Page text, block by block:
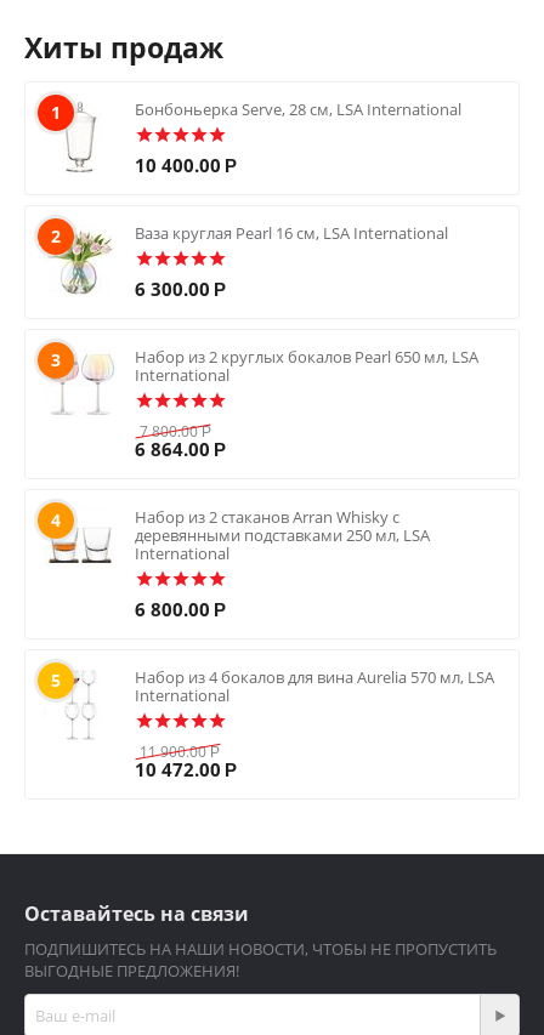
Хиты продаж
1 Бонбоньерка Serve, 28 см, LSA International
10 400.00 Р
2 Ваза круглая Pearl 16 см, LSA International
6 300.00 Р
3
Набор из 2 круглых бокалов Pearl 650 мл, LSA
International
7 800.00 Р
6 864.00 Р
4
Набор из 2 стаканов Arran Whisky с
деревянными подставками 250 мл, LSA
International
6 800.00 Р
5
Набор из 4 бокалов для вина Aurelia 570 мл, LSA
International
11 900.00 Р
10 472.00 Р
Оставайтесь на связи
ПОДПИШИТЕСЬ НА НАШИ НОВОСТИ, ЧТОБЫ НЕ ПРОПУСТИТЬ
ВЫГОДНЫЕ ПРЕДЛОЖЕНИЯ!